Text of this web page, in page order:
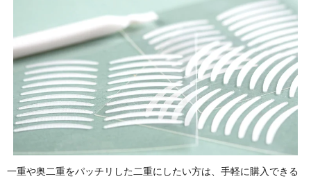
一重や奥二重をパッチリした二重にしたい方は、手軽に購入できる